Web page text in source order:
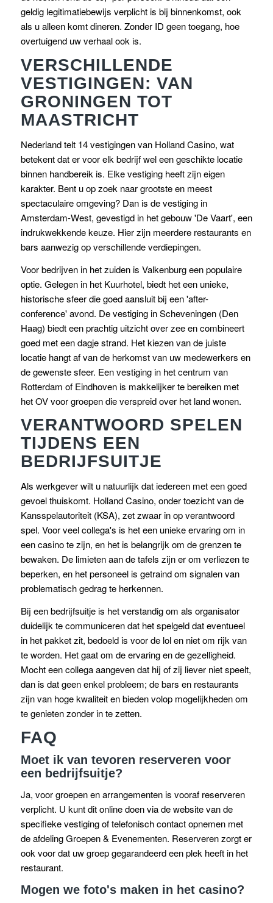
geldig legitimatiebewijs verplicht is bij binnenkomst, ook
als u alleen komt dineren. Zonder ID geen toegang, hoe
overtuigend uw verhaal ook is.
VERSCHILLENDE
VESTIGINGEN: VAN
GRONINGEN TOT
MAASTRICHT
Nederland telt 14 vestigingen van Holland Casino, wat
betekent dat er voor elk bedrijf wel een geschikte locatie
binnen handbereik is. Elke vestiging heeft zijn eigen
karakter. Bent u op zoek naar grootste en meest
spectaculaire omgeving? Dan is de vestiging in
Amsterdam-West, gevestigd in het gebouw 'De Vaart', een
indrukwekkende keuze. Hier zijn meerdere restaurants en
bars aanwezig op verschillende verdiepingen.
Voor bedrijven in het zuiden is Valkenburg een populaire
optie. Gelegen in het Kuurhotel, biedt het een unieke,
historische sfeer die goed aansluit bij een 'after-
conference' avond. De vestiging in Scheveningen (Den
Haag) biedt een prachtig uitzicht over zee en combineert
goed met een dagje strand. Het kiezen van de juiste
locatie hangt af van de herkomst van uw medewerkers en
de gewenste sfeer. Een vestiging in het centrum van
Rotterdam of Eindhoven is makkelijker te bereiken met
het OV voor groepen die verspreid over het land wonen.
VERANTWOORD SPELEN
TIJDENS EEN
BEDRIJFSUITJE
Als werkgever wilt u natuurlijk dat iedereen met een goed
gevoel thuiskomt. Holland Casino, onder toezicht van de
Kansspelautoriteit (KSA), zet zwaar in op verantwoord
spel. Voor veel collega's is het een unieke ervaring om in
een casino te zijn, en het is belangrijk om de grenzen te
bewaken. De limieten aan de tafels zijn er om verliezen te
beperken, en het personeel is getraind om signalen van
problematisch gedrag te herkennen.
Bij een bedrijfsuitje is het verstandig om als organisator
duidelijk te communiceren dat het spelgeld dat eventueel
in het pakket zit, bedoeld is voor de lol en niet om rijk van
te worden. Het gaat om de ervaring en de gezelligheid.
Mocht een collega aangeven dat hij of zij liever niet speelt,
dan is dat geen enkel probleem; de bars en restaurants
zijn van hoge kwaliteit en bieden volop mogelijkheden om
te genieten zonder in te zetten.
FAQ
Moet ik van tevoren reserveren voor
een bedrijfsuitje?
Ja, voor groepen en arrangementen is vooraf reserveren
verplicht. U kunt dit online doen via de website van de
specifieke vestiging of telefonisch contact opnemen met
de afdeling Groepen & Evenementen. Reserveren zorgt er
ook voor dat uw groep gegarandeerd een plek heeft in het
restaurant.
Mogen we foto's maken in het casino?